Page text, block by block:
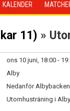
KALENDER
11) »
ons 10 juni, 18:00 -
Alby
Nedanför Albybacken
Utomhusträning i